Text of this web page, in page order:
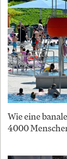
Wie eine
4000